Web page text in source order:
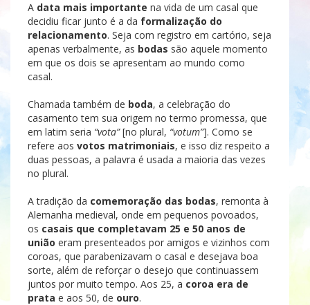
A data mais importante na vida de um casal que
decidiu ficar junto é a da formalização do
relacionamento. Seja com registro em cartório, seja
apenas verbalmente, as bodas são aquele momento
em que os dois se apresentam ao mundo como
casal.
Chamada também de boda, a celebração do
casamento tem sua origem no termo promessa, que
em latim seria “vota”[no plural, “votum”]. Como se
refere aos votos matrimoniais, e isso diz respeito a
duas pessoas, a palavra é usada a maioria das vezes
no plural.
A tradição da comemoração das bodas, remonta à
Alemanha medieval, onde em pequenos povoados,
os casais que completavam 25 e 50 anos de
união eram presenteados por amigos e vizinhos com
coroas, que parabenizavam o casal e desejava boa
sorte, além de reforçar o desejo que continuassem
juntos por muito tempo. Aos 25, a coroa era de
prata e aos 50, de ouro.